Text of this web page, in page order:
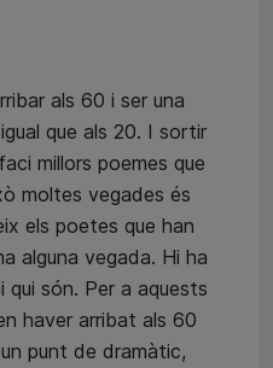
als 60 i ser una
que als 20. I sortir
millors poemes que
moltes vegades és
els poetes que han
alguna vegada. Hi ha
qui són. Per a aquests
haver arribat als 60
punt de dramàtic,